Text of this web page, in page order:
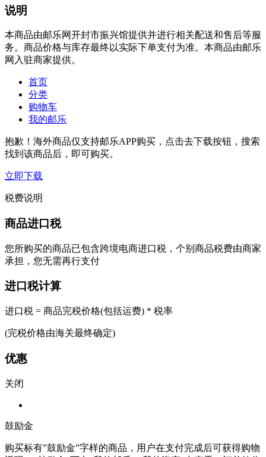
说明
本商品由邮乐网开封市振兴馆提供并进行相关配送和售后等服
务。商品价格与库存最终以实际下单支付为准。本商品由邮乐
网入驻商家提供。
首页
分类
购物车
我的邮乐
抱歉！海外商品仅支持邮乐APP购买，点击去下载按钮，搜索
找到该商品后，即可购买。
立即下载
税费说明
商品进口税
您所购买的商品已包含跨境电商进口税，个别商品税费由商家
承担，您无需再行支付
进口税计算
进口税 = 商品完税价格(包括运费) * 税率
(完税价格由海关最终确定)
优惠
关闭
鼓励金
购买标有”鼓励金”字样的商品，用户在支付完成后可获得购物